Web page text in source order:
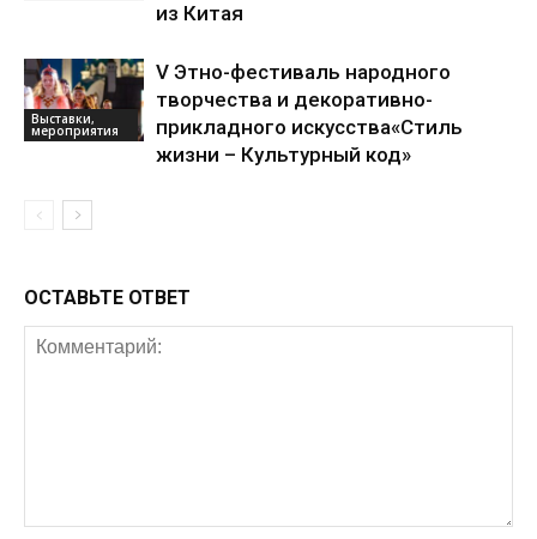
из Китая
Выставки,
мероприятия
V Этно-фестиваль народного
творчества и декоративно-
прикладного искусства«Стиль
жизни – Культурный код»
ОСТАВЬТЕ ОТВЕТ